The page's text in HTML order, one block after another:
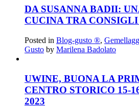
DA SUSANNA BADII:
CUCINA TRA
Posted in Blog-gusto ®,
Gusto by Marilena Badolato
UWINE, BUONA LA
CENTRO STORICO 15-
2023